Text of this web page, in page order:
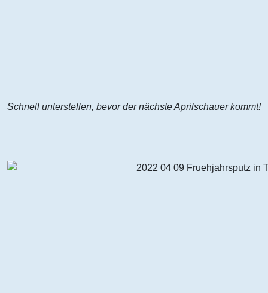
Schnell unterstellen, bevor der nächste Aprilschauer kommt!